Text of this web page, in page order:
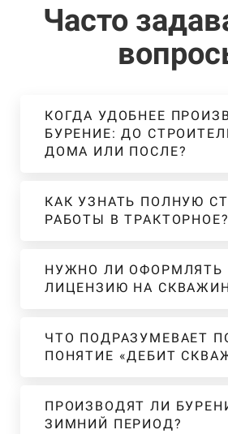
Часто
КОГДА УДОБНЕЕ
БУРЕНИЕ: ДО
ДОМА ИЛИ ПОСЛЕ?
КАК УЗНАТЬ ПОЛНУЮ
РАБОТЫ В ТРАКТОРНОЕ?
НУЖНО ЛИ ОФОРМЛЯТЬ
ЛИЦЕНЗИЮ НА
ЧТО ПОДРАЗУМЕВАЕТ
ПОНЯТИЕ «ДЕБИТ
ПРОИЗВОДЯТ ЛИ
ЗИМНИЙ ПЕРИОД?